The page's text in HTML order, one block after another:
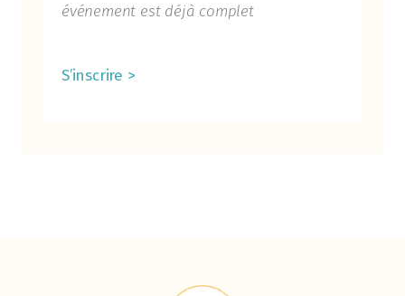
événement est déjà complet
S’inscrire >